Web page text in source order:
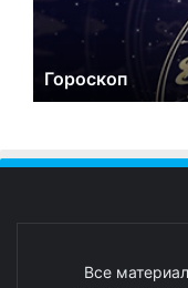
Гороскоп
Все